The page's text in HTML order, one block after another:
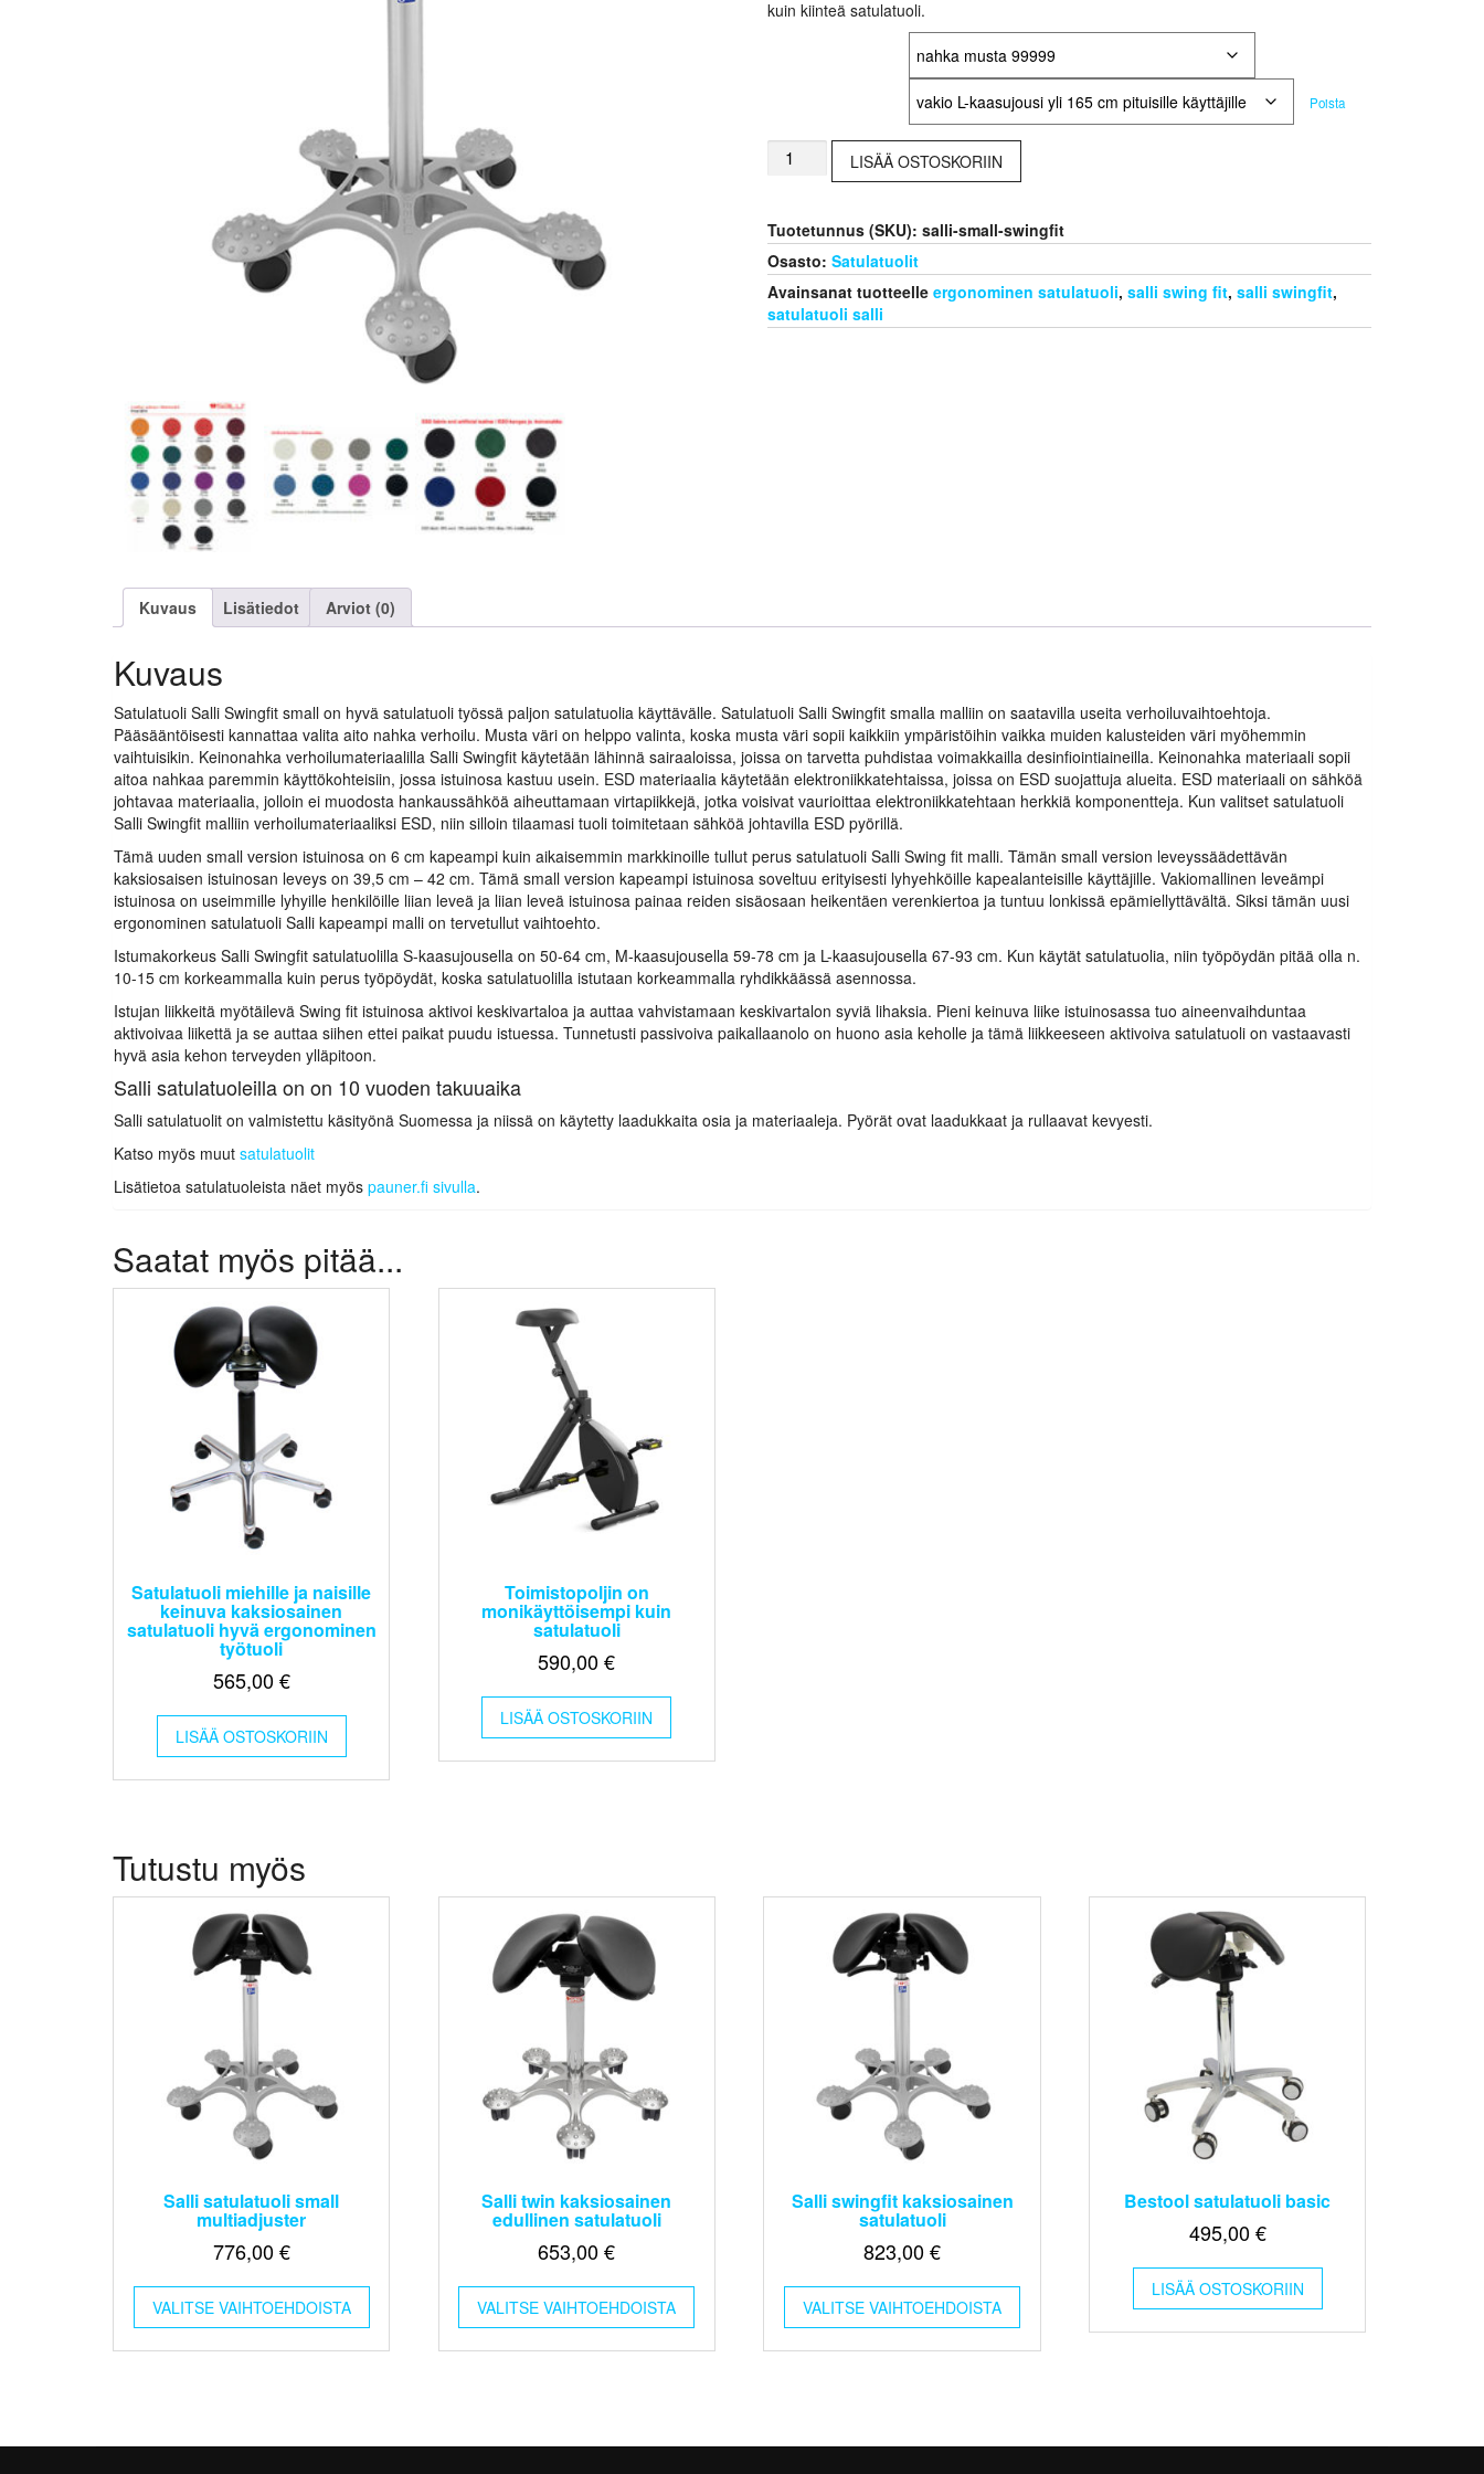
kuin kiinteä satulatuoli.
Poista
Satulatuoli
ergonominen
satulatuoli
määrä
LISÄÄ OSTOSKORIIN
Tuotetunnus (SKU): salli-small-swingfit
Osasto: Satulatuolit
Avainsanat tuotteelle ergonominen satulatuoli, salli swing fit, salli swingfit,
satulatuoli salli
Kuvaus Lisätiedot Arviot (0)
Kuvaus
Satulatuoli Salli Swingfit small on hyvä satulatuoli työssä paljon satulatuolia käyttävälle. Satulatuoli Salli Swingfit smalla malliin on saatavilla useita verhoiluvaihtoehtoja.
Pääsääntöisesti kannattaa valita aito nahka verhoilu. Musta väri on helppo valinta, koska musta väri sopii kaikkiin ympäristöihin vaikka muiden kalusteiden väri myöhemmin
vaihtuisikin. Keinonahka verhoilumateriaalilla Salli Swingfit käytetään lähinnä sairaaloissa, joissa on tarvetta puhdistaa voimakkailla desinfiointiaineilla. Keinonahka materiaali sopii
aitoa nahkaa paremmin käyttökohteisiin, jossa istuinosa kastuu usein. ESD materiaalia käytetään elektroniikkatehtaissa, joissa on ESD suojattuja alueita. ESD materiaali on sähköä
johtavaa materiaalia, jolloin ei muodosta hankaussähköä aiheuttamaan virtapiikkejä, jotka voisivat vaurioittaa elektroniikkatehtaan herkkiä komponentteja. Kun valitset satulatuoli
Salli Swingfit malliin verhoilumateriaaliksi ESD, niin silloin tilaamasi tuoli toimitetaan sähköä johtavilla ESD pyörillä.
Tämä uuden small version istuinosa on 6 cm kapeampi kuin aikaisemmin markkinoille tullut perus satulatuoli Salli Swing fit malli. Tämän small version leveyssäädettävän
kaksiosaisen istuinosan leveys on 39,5 cm – 42 cm. Tämä small version kapeampi istuinosa soveltuu erityisesti lyhyehköille kapealanteisille käyttäjille. Vakiomallinen leveämpi
istuinosa on useimmille lyhyille henkilöille liian leveä ja liian leveä istuinosa painaa reiden sisäosaan heikentäen verenkiertoa ja tuntuu lonkissä epämiellyttävältä. Siksi tämän uusi
ergonominen satulatuoli Salli kapeampi malli on tervetullut vaihtoehto.
Istumakorkeus Salli Swingfit satulatuolilla S-kaasujousella on 50-64 cm, M-kaasujousella 59-78 cm ja L-kaasujousella 67-93 cm. Kun käytät satulatuolia, niin työpöydän pitää olla n.
10-15 cm korkeammalla kuin perus työpöydät, koska satulatuolilla istutaan korkeammalla ryhdikkäässä asennossa.
Istujan liikkeitä myötäilevä Swing fit istuinosa aktivoi keskivartaloa ja auttaa vahvistamaan keskivartalon syviä lihaksia. Pieni keinuva liike istuinosassa tuo aineenvaihduntaa
aktivoivaa liikettä ja se auttaa siihen ettei paikat puudu istuessa. Tunnetusti passivoiva paikallaanolo on huono asia keholle ja tämä liikkeeseen aktivoiva satulatuoli on vastaavasti
hyvä asia kehon terveyden ylläpitoon.
Salli satulatuoleilla on on 10 vuoden takuuaika
Salli satulatuolit on valmistettu käsityönä Suomessa ja niissä on käytetty laadukkaita osia ja materiaaleja. Pyörät ovat laadukkaat ja rullaavat kevyesti.
Katso myös muut satulatuolit
Lisätietoa satulatuoleista näet myös pauner.fi sivulla.
Saatat myös pitää...
Satulatuoli miehille ja naisille
keinuva kaksiosainen
satulatuoli hyvä ergonominen
työtuoli
565,00€
LISÄÄ OSTOSKORIIN
Toimistopoljin on
monikäyttöisempi kuin
satulatuoli
590,00€
LISÄÄ OSTOSKORIIN
Tutustu myös
Salli satulatuoli small
multiadjuster
776,00€
VALITSE VAIHTOEHDOISTA
Tällä
on
useampi
Salli twin kaksiosainen
edullinen satulatuoli
653,00€
VALITSE VAIHTOEHDOISTA
Tällä
on
useampi
Salli swingfit kaksiosainen
satulatuoli
823,00€
VALITSE VAIHTOEHDOISTA
Tällä
on
useampi
Bestool satulatuoli basic
495,00€
LISÄÄ OSTOSKORIIN